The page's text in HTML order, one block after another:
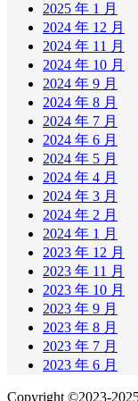
2025 年 1 月
2024 年 12 月
2024 年 11 月
2024 年 10 月
2024 年 9 月
2024 年 8 月
2024 年 7 月
2024 年 6 月
2024 年 5 月
2024 年 4 月
2024 年 3 月
2024 年 2 月
2024 年 1 月
2023 年 12 月
2023 年 11 月
2023 年 10 月
2023 年 9 月
2023 年 8 月
2023 年 7 月
2023 年 6 月
Copyright ©2023-